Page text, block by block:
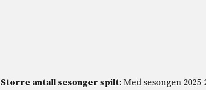
Større antall sesonger spilt: Med sesongen